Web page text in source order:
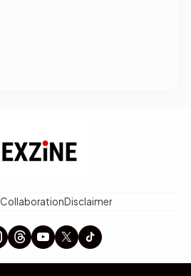
CollaborationDisclaimer